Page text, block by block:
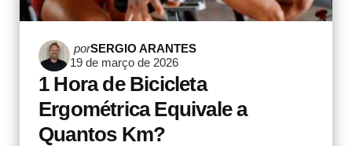
Postado
por
porSERGIO ARANTES
19 de março de 2026
1 Hora de Bicicleta
Ergométrica Equivale a
Quantos Km?